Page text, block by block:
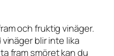
och fruktig vinäger.
blir inte lika
fram smöret kan du